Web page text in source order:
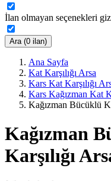
İlan olmayan seçenekleri
Ara (0 ilan)
Ana Sayfa
Kat Karşılığı Arsa
Kars Kat Karşılığı
Kars Kağızman Kat
Kağızman Bücüklü
Kağızman
Karşılığı